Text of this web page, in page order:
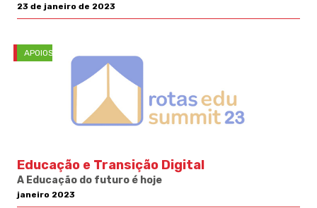
23 de janeiro de 2023
APOIOS
Educação e Transição Digital
A Educação do futuro é hoje
janeiro 2023